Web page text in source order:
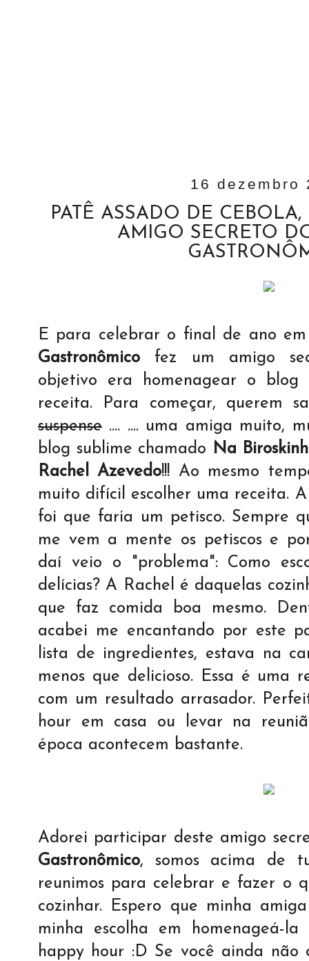
16 dezembro
PATÊ ASSADO DE CEBOLA,
AMIGO SECRETO
E para celebrar o final de ano
Gastronômico fez um amigo
objetivo era homenagear o
receita. Para começar, querem
suspense .... .... uma amiga muito,
blog sublime chamado
Na
Rachel Azevedo!!! Ao mesmo
muito difícil escolher uma receita.
foi que faria um petisco. Sempre
me vem a mente os petiscos e
daí veio o "problema": Como
delícias? A Rachel é daquelas
que faz comida boa mesmo.
acabei me encantando por este
lista de ingredientes, estava na
menos que delicioso. Essa é uma
com um resultado arrasador.
hour em casa ou levar na
época acontecem bastante.
Adorei participar deste amigo
Gastronômico, somos acima de
reunimos para celebrar e fazer o
cozinhar. Espero que minha
minha escolha em homenageá-
happy hour :D Se você ainda não